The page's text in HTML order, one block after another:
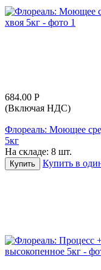
684.00 Р
(Включая НДС)
Флореаль: Моющее
5кг
На складе: 8 шт.
Купить Купить в